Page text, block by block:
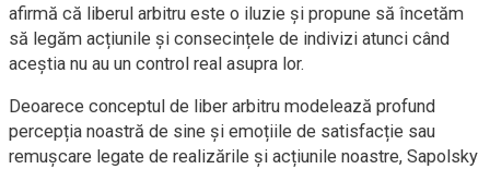
afirmă că liberul arbitru este o iluzie și propune să încetăm
să legăm acțiunile și consecințele de indivizi atunci când
aceștia nu au un control real asupra lor.
Deoarece conceptul de liber arbitru modelează profund
percepția noastră de sine și emoțiile de satisfacție sau
remușcare legate de realizările și acțiunile noastre, Sapolsky